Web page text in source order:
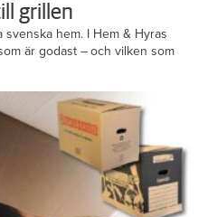
grillen
hem. I Hem & Hyras
är godast – och vilken som